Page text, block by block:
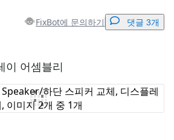
FixBot에 문의하기 댓글 3개
댓글 달기
이 어셈블리